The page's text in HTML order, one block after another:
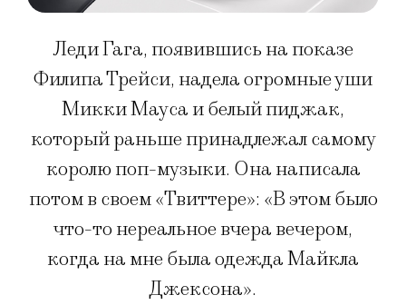
Леди Гага, появившись на показе
Филипа Трейси, надела огромные уши
Микки Мауса и белый пиджак,
который раньше принадлежал самому
королю поп-музыки. Она написала
потом в своем «Твиттере»: «В этом было
что-то нереальное вчера вечером,
когда на мне была одежда Майкла
Джексона».